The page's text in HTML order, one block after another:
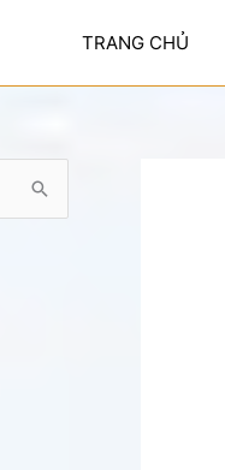
TRANG CHỦ